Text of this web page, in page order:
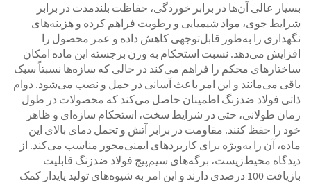
بسیار عالی آن‌ها در برابر خوردگی، حفاظت بلندمدت در برابر
شرایط جوی، مواد شیمیایی و رطوبت فراهم کرده و هزینه‌های
نگهداری را به‌طور قابل‌توجهی کاهش داده و عمر محصول را
افزایش می‌دهد. نسبت استحکام به وزن برجسته این ماده امکان
ساختارهای محکم را فراهم می‌کند در حالی که سازه‌ها نسبتاً سبک
باقی می‌مانند و این امر باعث آسانی در حمل و نصب می‌شود. دوام
ذاتی فولاد ضدزنگ اطمینان حاصل می‌کند که محصولات در طول
زمان طولانی، حتی در شرایط سخت، استحکام سازه‌ای و ظاهر
خود را حفظ کنند. مقاومت در برابر آتش و تحمل دمای بالای این
ماده، آن را به‌ویژه برای کاربردهای ایمنی‌محور مناسب می‌کند. از
دیدگاه محیط‌زیست، برگه‌های سیم‌پیچ فولاد ضدزنگ قابلیت
بازیافت 100 درصدی دارند و این امر به شیوه‌های تولید پایدار کمک